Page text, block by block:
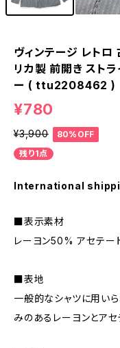
ヴィンテージ レト
リカ製 前開き スト
ー ( ttu2208462 )
¥780
¥3,900
80%OFF
残り1点
International
■表示素材
レーヨン50% アセテー
■表地
一般的なシャツに用い
みのあるレーヨンとアセ